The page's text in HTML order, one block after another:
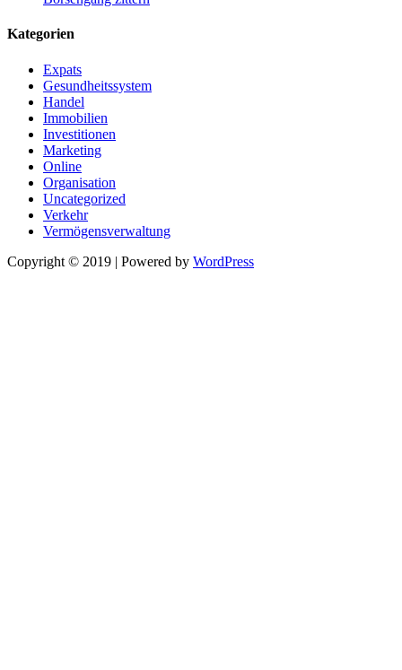
Kategorien
Expats
Gesundheitssystem
Handel
Immobilien
Investitionen
Marketing
Online
Organisation
Uncategorized
Verkehr
Vermögensverwaltung
Copyright © 2019 | Powered by WordPress